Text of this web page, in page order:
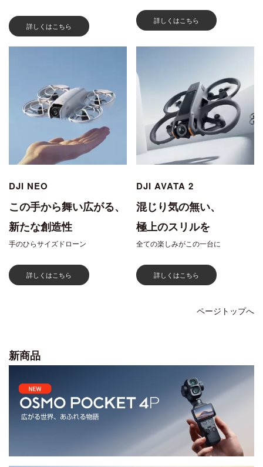
詳しくはこちら
詳しくはこちら
DJI NEO
この手から舞い広がる、
新たな創造性
手のひらサイズドローン
詳しくはこちら
DJI AVATA 2
混じり気の無い、
極上のスリルを
全ての楽しみがこの一台に
詳しくはこちら
ページトップへ
新商品